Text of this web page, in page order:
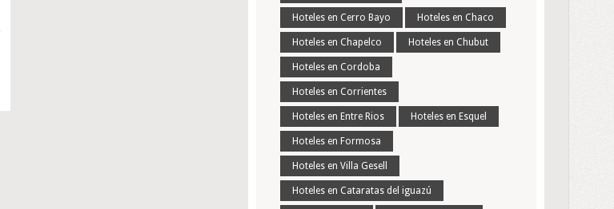
Hoteles en Cerro Bayo Hoteles en Chaco
Hoteles en Chapelco Hoteles en Chubut
Hoteles en Cordoba
Hoteles en Corrientes
Hoteles en Entre Rios Hoteles en Esquel
Hoteles en Formosa
Hoteles en Villa Gesell
Hoteles en Cataratas del iguazú